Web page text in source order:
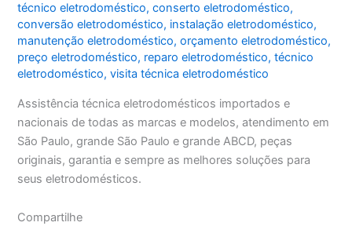
técnico eletrodoméstico,conserto eletrodoméstico,
conversão eletrodoméstico, instalação eletrodoméstico,
manutenção eletrodoméstico,orçamento eletrodoméstico,
preço eletrodoméstico, reparo eletrodoméstico,técnico
eletrodoméstico,visita técnica eletrodoméstico
Assistência técnica eletrodomésticos importados e
nacionais de todas as marcas e modelos, atendimento em
São Paulo, grande São Paulo e grande ABCD, peças
originais, garantia e sempre as melhores soluções para
seus eletrodomésticos.
Compartilhe